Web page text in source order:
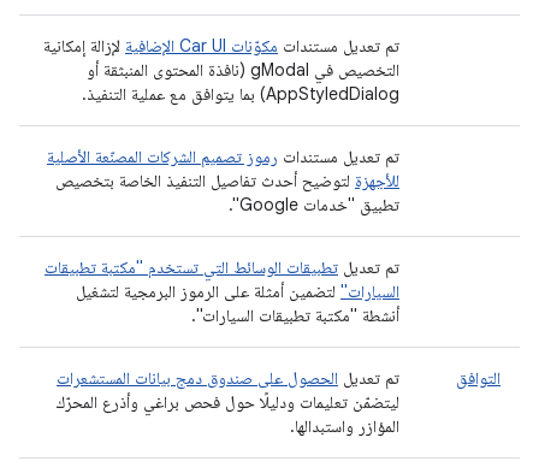
تم تعديل مستندات مكوّنات Car UI الإضافية
لإزالة إمكانية
التخصيص في gModal (نافذة المحتوى المنبثقة أو
AppStyledDialog) بما يتوافق مع عملية التنفيذ.
تم تعديل مستندات رموز تصميم الشركات المصنّعة الأصلية
للأجهزة لتوضيح أحدث تفاصيل التنفيذ الخاصة بتخصيص
تطبيق "خدمات Google".
تم تعديل تطبيقات الوسائط التي تستخدم "مكتبة تطبيقات
السيارات" لتضمين أمثلة على الرموز البرمجية لتشغيل
أنشطة "مكتبة تطبيقات السيارات".
التوافق تم تعديل الحصول على صندوق دمج بيانات المستشعرات
ليتضمّن تعليمات ودليلًا حول فحص براغي وأذرع المحرّك
المؤازر واستبدالها.